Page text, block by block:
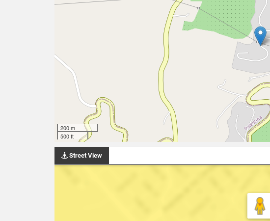
200 m
500 ft
Street View